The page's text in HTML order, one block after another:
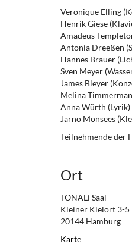
Veronique Elling
Henrik Giese
Amadeus
Antonia Dreeßen
Hannes Bräuer
Sven Meyer
James Bleyer
Melina
Anna Würth (Lyrik)
Jarno Monsees
Teilnehmende der
Ort
TONALi Saal
Kleiner Kielort 3-5
20144 Hamburg
Karte